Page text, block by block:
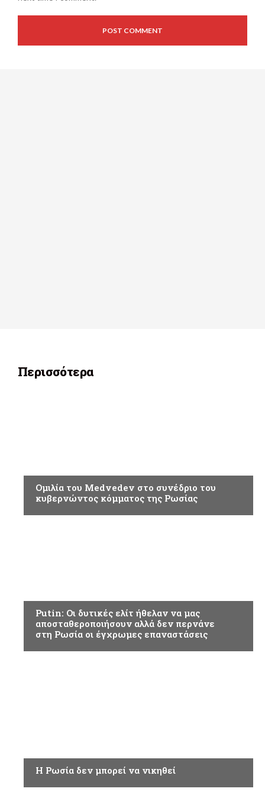
Περισσότερα
Ομιλία του Medvedev στο συνέδριο του
κυβερνώντος κόμματος της Ρωσίας
Putin: Οι δυτικές ελίτ ήθελαν να μας
αποσταθεροποιήσουν αλλά δεν περνάνε
στη Ρωσία οι έγχρωμες επαναστάσεις
Η Ρωσία δεν μπορεί να νικηθεί